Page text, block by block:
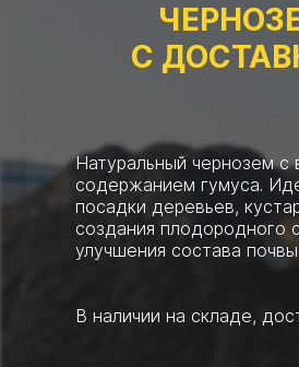
С
Натуральный чернозем с
содержанием гумуса.
посадки деревьев,
создания плодородного
улучшения состава почвы.
В наличии на складе,